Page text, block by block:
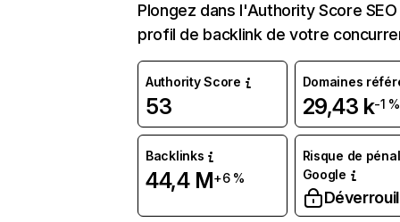
Plongez dans l'Authority Score
profil de backlink de votre
Authority Score
53
Domaines
29,43 k-1 %
Backlinks
44,4 M+6 %
Risque de
Google